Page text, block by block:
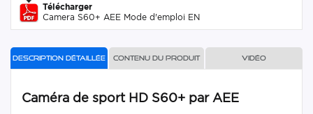
Télécharger
Camera S60+ AEE Mode d'emploi EN
Description détaillée Contenu du produit Vidéo
Caméra de sport HD S60+ par AEE